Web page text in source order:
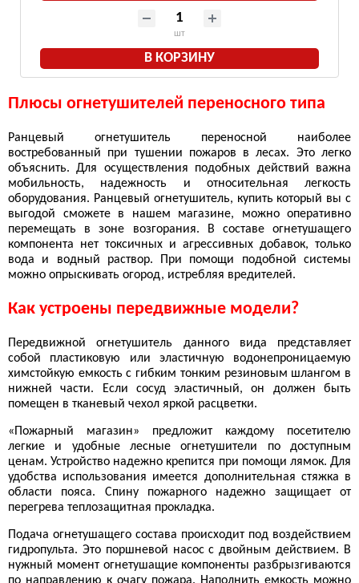
шт
В КОРЗИНУ
Плюсы огнетушителей переносного типа
Ранцевый огнетушитель переносной наиболее
востребованный при тушении пожаров в лесах. Это легко
объяснить. Для осуществления подобных действий важна
мобильность, надежность и относительная легкость
оборудования. Ранцевый огнетушитель, купить который вы с
выгодой сможете в нашем магазине, можно оперативно
перемещать в зоне возгорания. В составе огнетушащего
компонента нет токсичных и агрессивных добавок, только
вода и водный раствор. При помощи подобной системы
можно опрыскивать огород, истребляя вредителей.
Как устроены передвижные модели?
Передвижной огнетушитель данного вида представляет
собой пластиковую или эластичную водонепроницаемую
химстойкую емкость с гибким тонким резиновым шлангом в
нижней части. Если сосуд эластичный, он должен быть
помещен в тканевый чехол яркой расцветки.
«Пожарный магазин» предложит каждому посетителю
легкие и удобные лесные огнетушители по доступным
ценам. Устройство надежно крепится при помощи лямок. Для
удобства использования имеется дополнительная стяжка в
области пояса. Спину пожарного надежно защищает от
перегрева теплозащитная прокладка.
Подача огнетушащего состава происходит под воздействием
гидропульта. Это поршневой насос с двойным действием. В
нужный момент огнетушащие компоненты разбрызгиваются